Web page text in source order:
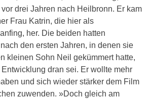
drei Jahren nach Heilbronn. Er kam
Frau Katrin, die hier als
her. Die beiden hatten
den ersten Jahren, in denen sie
kleinen Sohn Neil gekümmert hatte,
dran sei. Er wollte mehr
und sich wieder stärker dem Film
zuwenden. »Doch gleich am